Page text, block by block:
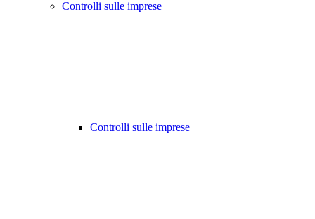
Controlli sulle imprese
Controlli sulle imprese